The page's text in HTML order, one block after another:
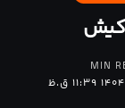
کیش